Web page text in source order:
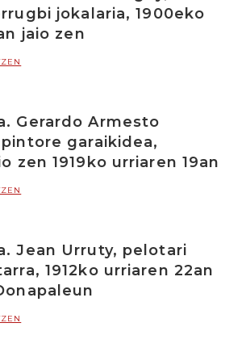
jokalaria, 1900eko
jaio zen
Gerardo Armesto
garaikidea,
zen 1919ko urriaren 19an
Jean Urruty, pelotari
1912ko urriaren 22an